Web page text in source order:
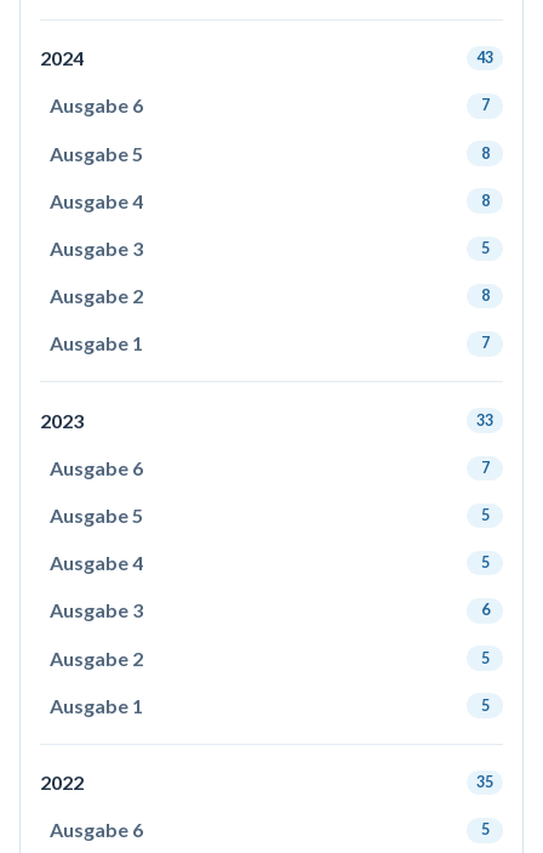
2024 43
Ausgabe 6 7
Ausgabe 5 8
Ausgabe 4 8
Ausgabe 3 5
Ausgabe 2 8
Ausgabe 1 7
2023 33
Ausgabe 6 7
Ausgabe 5 5
Ausgabe 4 5
Ausgabe 3 6
Ausgabe 2 5
Ausgabe 1 5
2022 35
Ausgabe 6 5